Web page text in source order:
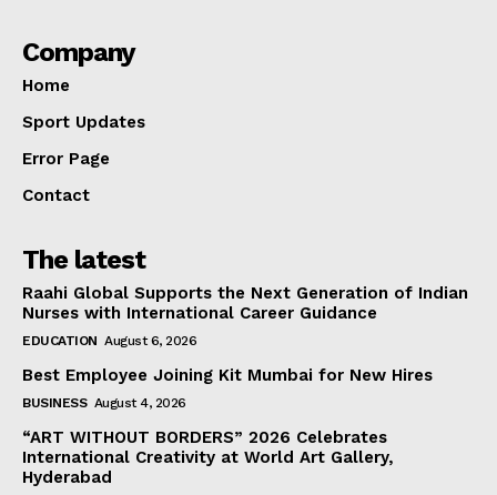
Company
Home
Sport Updates
Error Page
Contact
The latest
Raahi Global Supports the Next Generation of Indian
Nurses with International Career Guidance
EDUCATION August 6, 2026
Best Employee Joining Kit Mumbai for New Hires
BUSINESS August 4, 2026
“ART WITHOUT BORDERS” 2026 Celebrates
International Creativity at World Art Gallery,
Hyderabad